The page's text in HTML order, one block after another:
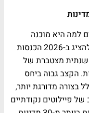
למה היא מוכנה
לשלם תג מחיר גבוה. די-פנד צפויה להציג ב-2026 הכנסות
שנתית מצטברת של
הקצב גבוה ביחס
בצורה מדורגת יותר,
פיילוטים נקודתיים